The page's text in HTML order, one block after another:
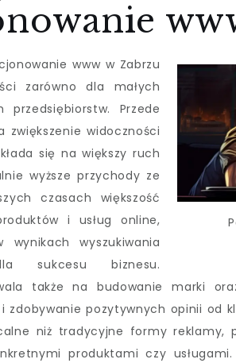
www w Zabrzu
zarówno dla małych
Przede
zwiększenie widoczności
się na większy ruch
wyższe przychody ze
czasach większość
i usług online,
wyszukiwania
sukcesu biznesu.
także na budowanie marki
pozytywnych opinii od
niż tradycyjne formy reklamy,
produktami czy